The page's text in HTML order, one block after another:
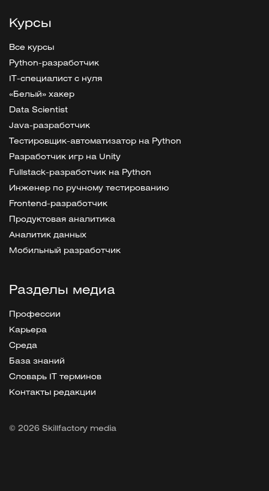
Курсы
Все курсы
Python-разработчик
IT-специалист с нуля
«Белый» хакер
Data Scientist
Java-разработчик
Тестировщик-автоматизатор на Python
Разработчик игр на Unity
Fullstack-разработчик на Python
Инженер по ручному тестированию
Frontend-разработчик
Продуктовая аналитика
Аналитик данных
Мобильный разработчик
Разделы медиа
Профессии
Карьера
Среда
База знаний
Словарь IT терминов
Контакты редакции
© 2026 Skillfactory media